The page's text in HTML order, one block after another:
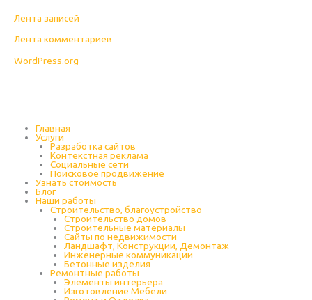
Лента записей
Лента комментариев
WordPress.org
Главная
Услуги
Разработка сайтов
Контекстная реклама
Социальные сети
Поисковое продвижение
Узнать стоимость
Блог
Наши работы
Строительство, благоустройство
Строительство домов
Строительные материалы
Сайты по недвижимости
Ландшафт, Конструкции, Демонтаж
Инженерные коммуникации
Бетонные изделия
Ремонтные работы
Элементы интерьера
Изготовление Мебели